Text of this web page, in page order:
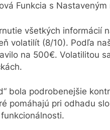
Funkcia s Nastaveným
všetkých informácií
volatilít (8/10). Podľa
na 500€. Volatilitou
bola podrobenejšie
pomáhajú pri odhadu